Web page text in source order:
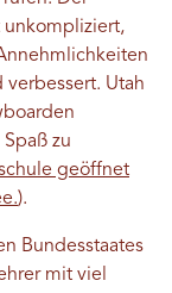
unkompliziert,
Utah
zu
geöffnet
).
Bundesstaates
mit viel